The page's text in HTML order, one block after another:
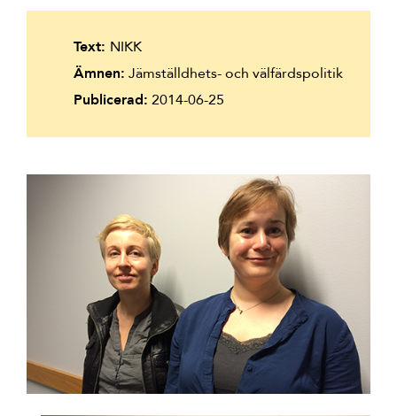
Text: NIKK
Ämnen: Jämställdhets- och välfärdspolitik
Publicerad: 2014-06-25